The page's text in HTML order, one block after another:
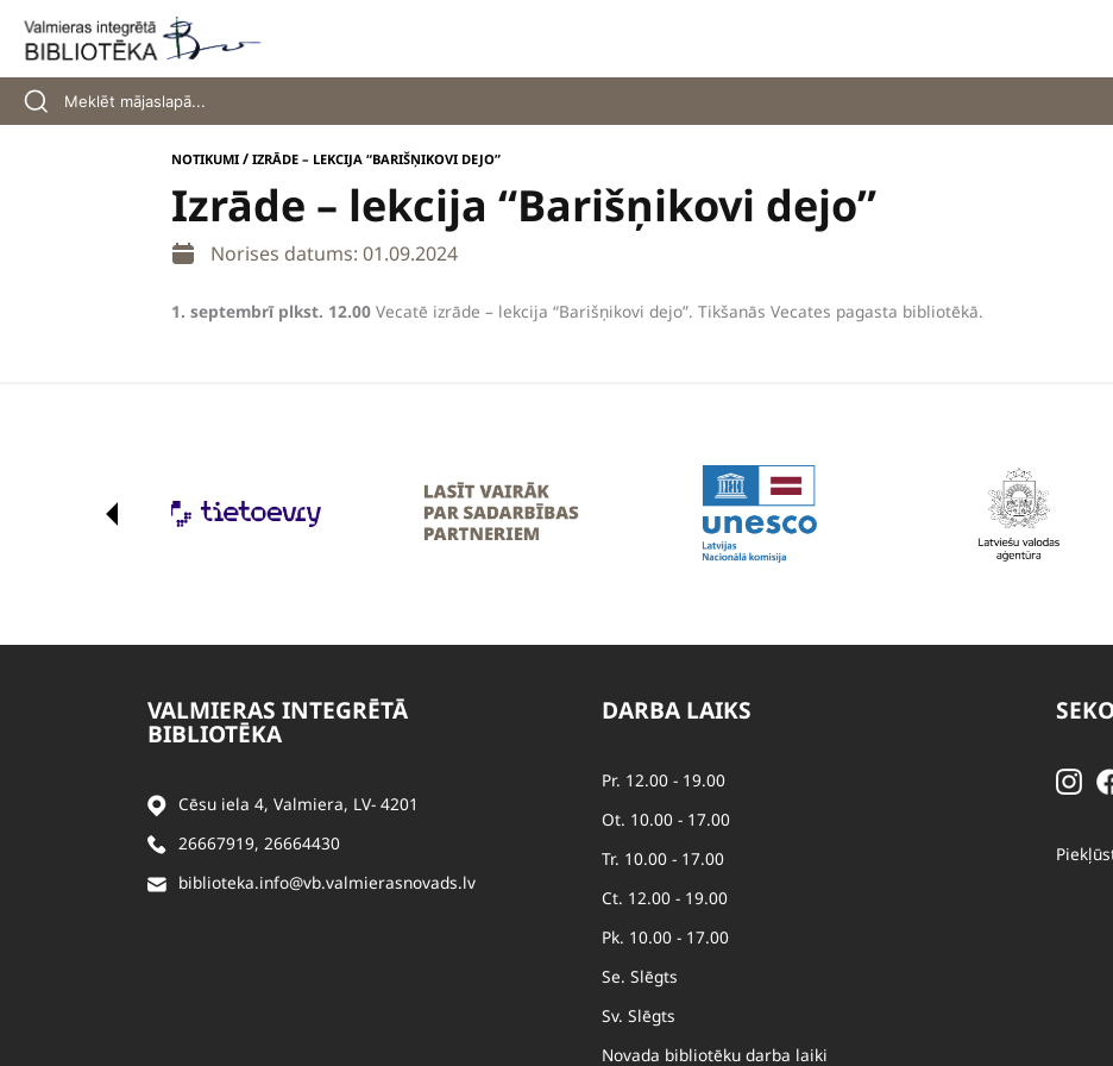
content
NOTIKUMI /IZRĀDE – LEKCIJA “BARIŠŅIKOVI DEJO”
Izrāde – lekcija “Barišņikovi dejo”
Norises datums: 01.09.2024
1. septembrī plkst. 12.00 Vecatē izrāde – lekcija “Barišņikovi dejo”. Tikšanās Vecates pagasta bibliotēkā.
VALMIERAS INTEGRĒTĀ
BIBLIOTĒKA
Cēsu iela 4, Valmiera, LV- 4201
26667919, 26664430
biblioteka.info@vb.valmierasnovads.lv
DARBA LAIKS
Pr. 12.00 - 19.00
Ot. 10.00 - 17.00
Tr. 10.00 - 17.00
Ct. 12.00 - 19.00
Pk. 10.00 - 17.00
Se. Slēgts
Sv. Slēgts
Novada bibliotēku darba laiki